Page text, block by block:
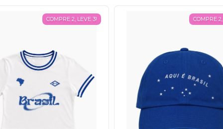
COMPRE 2, LEVE 3! COMPRE